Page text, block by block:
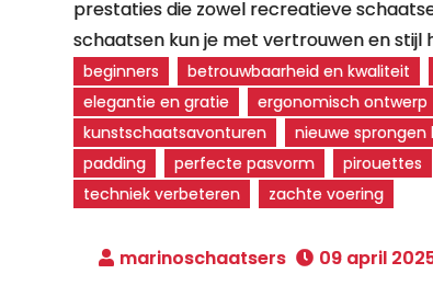
prestaties die zowel recreatieve
schaatsen kun je met vertrouwen en
beginners betrouwbaarheid en kwaliteit
elegantie en gratie
ergonomisch ontwerp
kunstschaatsavonturen
nieuwe sprongen
padding
perfecte pasvorm pirouettes
techniek verbeteren
zachte voering
09 april